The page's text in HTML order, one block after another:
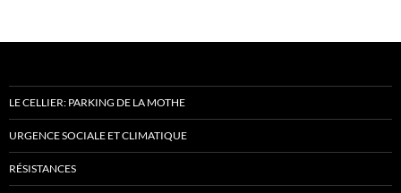
LE CELLIER: PARKING DE LA MOTHE
URGENCE SOCIALE ET CLIMATIQUE
RÉSISTANCES